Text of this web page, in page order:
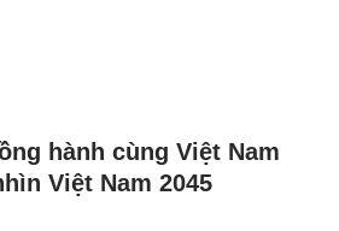
hành cùng Việt Nam
Việt Nam 2045